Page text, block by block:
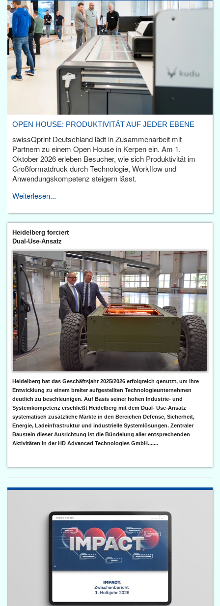
OPEN HOUSE: PRODUKTIVITÄT AUF JEDER EBENE
swissQprint Deutschland lädt in Zusammenarbeit mit
Partnern zu einem Open House in Kerpen ein. Am 1.
Oktober 2026 erleben Besucher, wie sich Produktivität im
Großformatdruck durch Technologie, Workflow und
Anwendungskompetenz steigern lässt.
Weiterlesen...
Heidelberg forciert
Dual-Use-Ansatz
Heidelberg hat das Geschäftsjahr 2025/2026 erfolgreich genutzt, um ihre
Entwicklung zu einem breiter aufgestellten Technologieunternehmen
deutlich zu beschleunigen. Auf Basis seiner hohen Industrie- und
Systemkompetenz erschließt Heidelberg mit dem Dual- Use-Ansatz
systematisch zusätzliche Märkte in den Bereichen Defense, Sicherheit,
Energie, Ladeinfrastruktur und industrielle Systemlösungen. Zentraler
Baustein dieser Ausrichtung ist die Bündelung aller entsprechenden
Aktivitäten in der HD Advanced Technologies GmbH.......